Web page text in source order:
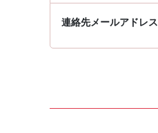
連絡先メールアドレス